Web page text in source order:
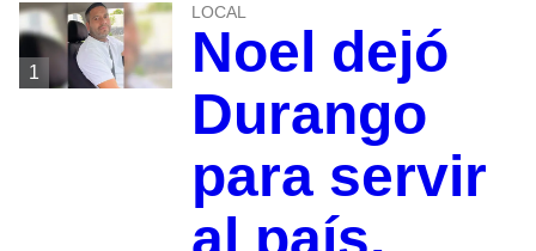
1
LOCAL
Noel dejó
Durango
para servir
al país,